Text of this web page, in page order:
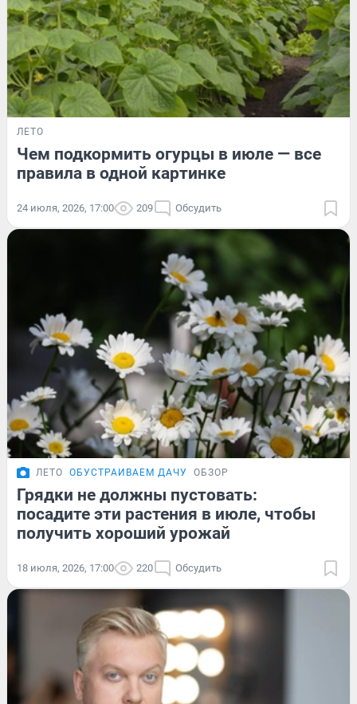
ЛЕТО
Чем подкормить огурцы в июле — все
правила в одной картинке
24 июля, 2026, 17:00 209 Обсудить
ЛЕТО ОБУСТРАИВАЕМ ДАЧУ ОБЗОР
Грядки не должны пустовать:
посадите эти растения в июле, чтобы
получить хороший урожай
18 июля, 2026, 17:00 220 Обсудить